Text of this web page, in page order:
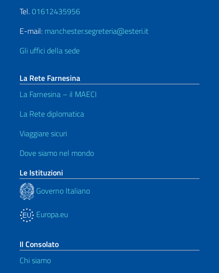
Tel.01612435956
E-mail: manchester.segreteria@esteri.it
Gli uffici della sede
La Rete Farnesina
La Farnesina – il MAECI
La Rete diplomatica
Viaggiare sicuri
Dove siamo nel mondo
Le Istituzioni
Governo Italiano
Europa.eu
Il Consolato
Chi siamo